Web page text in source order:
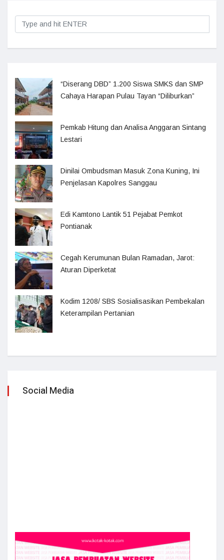
“Diserang DBD” 1.200 Siswa SMKS dan SMP
Cahaya Harapan Pulau Tayan “Diliburkan”
Pemkab Hitung dan Analisa Anggaran Sintang
Lestari
Dinilai Ombudsman Masuk Zona Kuning, Ini
Penjelasan Kapolres Sanggau
Edi Kamtono Lantik 51 Pejabat Pemkot
Pontianak
Cegah Kerumunan Bulan Ramadan, Jarot:
Aturan Diperketat
Kodim 1208/ SBS Sosialisasikan Pembekalan
Keterampilan Pertanian
Social Media